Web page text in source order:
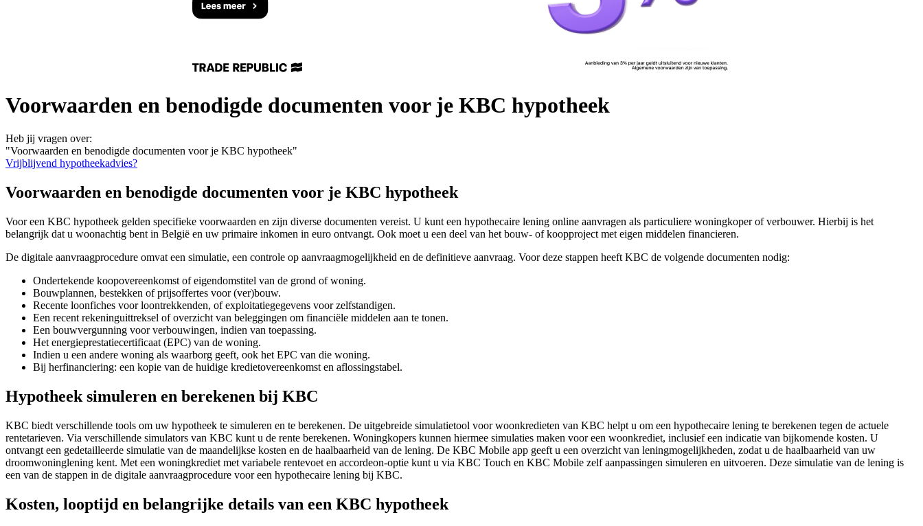
Voorwaarden en benodigde documenten voor je KBC hypotheek
Heb jij vragen over:
"Voorwaarden en benodigde documenten voor je KBC hypotheek"
Vrijblijvend hypotheekadvies?
Voorwaarden en benodigde documenten voor je KBC hypotheek
Voor een KBC hypotheek gelden specifieke voorwaarden en zijn diverse documenten vereist. U kunt een hypothecaire lening online aanvragen als particuliere woningkoper of verbouwer. Hierbij is het
belangrijk dat u woonachtig bent in België en uw primaire inkomen in euro ontvangt. Ook moet u een deel van het bouw- of koopproject met eigen middelen financieren.
De digitale aanvraagprocedure omvat een simulatie, een controle op aanvraagmogelijkheid en de definitieve aanvraag. Voor deze stappen heeft KBC de volgende documenten nodig:
Ondertekende koopovereenkomst of eigendomstitel van de grond of woning.
Bouwplannen, bestekken of prijsoffertes voor (ver)bouw.
Recente loonfiches voor loontrekkenden, of exploitatiegegevens voor zelfstandigen.
Een recent rekeninguittreksel of overzicht van beleggingen om financiële middelen aan te tonen.
Een bouwvergunning voor verbouwingen, indien van toepassing.
Het energieprestatiecertificaat (EPC) van de woning.
Indien u een andere woning als waarborg geeft, ook het EPC van die woning.
Bij herfinanciering: een kopie van de huidige kredietovereenkomst en aflossingstabel.
Hypotheek simuleren en berekenen bij KBC
KBC biedt verschillende tools om uw hypotheek te simuleren en te berekenen. De uitgebreide simulatietool voor woonkredieten van KBC helpt u om een hypothecaire lening te berekenen tegen de actuele
rentetarieven. Via verschillende simulators van KBC kunt u de rente berekenen. Woningkopers kunnen hiermee simulaties maken voor een woonkrediet, inclusief een indicatie van bijkomende kosten. U
ontvangt een gedetailleerde simulatie van de maandelijkse kosten en de haalbaarheid van de lening. De KBC Mobile app geeft u een overzicht van leningmogelijkheden, zodat u de haalbaarheid van uw
droomwoninglening kent. Met een woningkrediet met variabele rentevoet en accordeon-optie kunt u via KBC Touch en KBC Mobile zelf aanpassingen simuleren en uitvoeren. Deze simulatie van de lening is
een van de stappen in de digitale aanvraagprocedure voor een hypothecaire lening bij KBC.
Kosten, looptijd en belangrijke details van een KBC hypotheek